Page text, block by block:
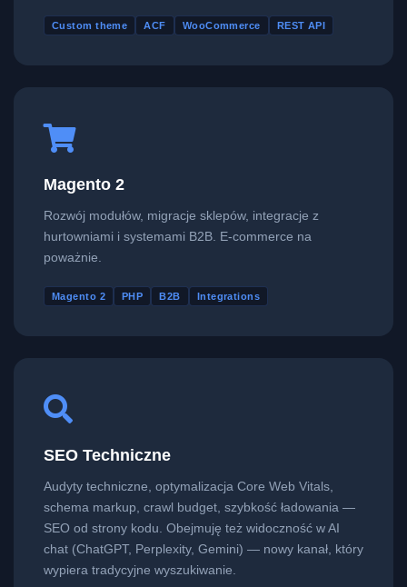
Custom theme ACF WooCommerce REST API
Magento 2
Rozwój modułów, migracje sklepów, integracje z
hurtowniami i systemami B2B. E-commerce na
poważnie.
Magento 2 PHP B2B Integrations
SEO Techniczne
Audyty techniczne, optymalizacja Core Web Vitals,
schema markup, crawl budget, szybkość ładowania —
SEO od strony kodu. Obejmuję też widoczność w AI
chat (ChatGPT, Perplexity, Gemini) — nowy kanał, który
wypiera tradycyjne wyszukiwanie.